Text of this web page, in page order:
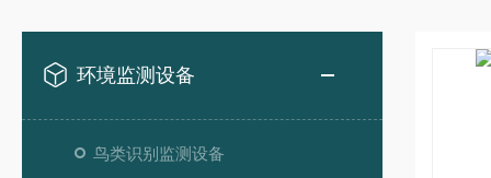
环境监测设备
鸟类识别监测设备